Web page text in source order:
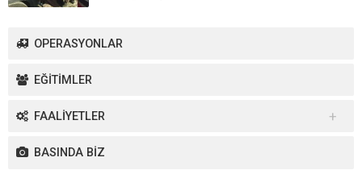
OPERASYONLAR
EĞİTİMLER
FAALİYETLER
Yurt İçi Faaliyetler
BASINDA BİZ